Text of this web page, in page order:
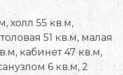
холл 55 кв.м,
51 кв.м, малая
кабинет 47 кв.м,
6 кв.м, 2